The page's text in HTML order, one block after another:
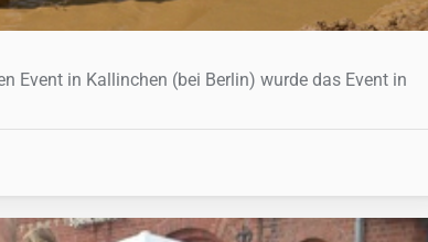
Event in Kallinchen (bei Berlin) wurde das Event in